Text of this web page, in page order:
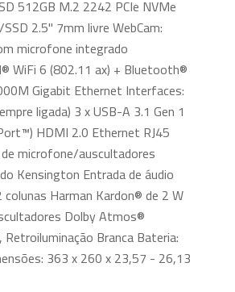
512GB M.2 2242 PCIe NVMe
2.5" 7mm livre WebCam:
microfone integrado
WiFi 6 (802.11 ax) + Bluetooth®
Gigabit Ethernet Interfaces:
ligada) 3 x USB-A 3.1 Gen 1
HDMI 2.0 Ethernet RJ45
microfone/auscultadores
Kensington Entrada de áudio
Harman Kardon® de 2 W
Dolby Atmos®
Branca Bateria:
363 x 260 x 23,57 - 26,13